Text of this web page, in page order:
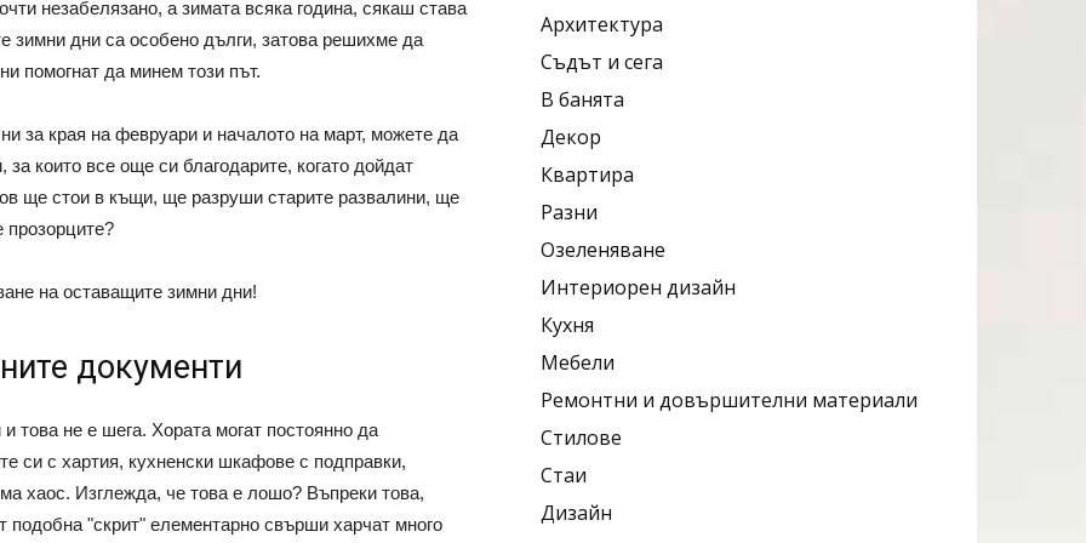
незабелязано, а зимата всяка година, сякаш става
зимни дни са особено дълги, затова решихме да
помогнат да минем този път.
за края на февруари и началото на март, можете да
които все още си благодарите, когато дойдат
ще стои в къщи, ще разруши старите развалини, ще
на оставащите зимни дни!
документи
това не е шега. Хората могат постоянно да
си с хартия, кухненски шкафове с подправки,
хаос. Изглежда, че това е лошо? Въпреки това,
подобна "скрит" елементарно свърши харчат много
Архитектура
Съдът и сега
В банята
Декор
Квартира
Разни
Озеленяване
Интериорен дизайн
Кухня
Мебели
Ремонтни и довършителни материали
Стилове
Стаи
Дизайн